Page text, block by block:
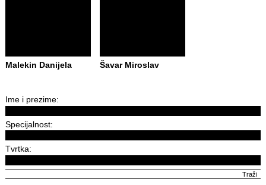
Malekin Danijela Šavar Miroslav
Ime i prezime:
Specijalnost:
Tvrtka: